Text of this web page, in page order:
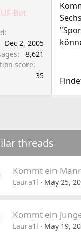
UF-Bot
Dec 2, 2005
8,621
score
35
threads
Kommt ein
Laura1l May 25,
Kommt ein
Laura1l May 19,